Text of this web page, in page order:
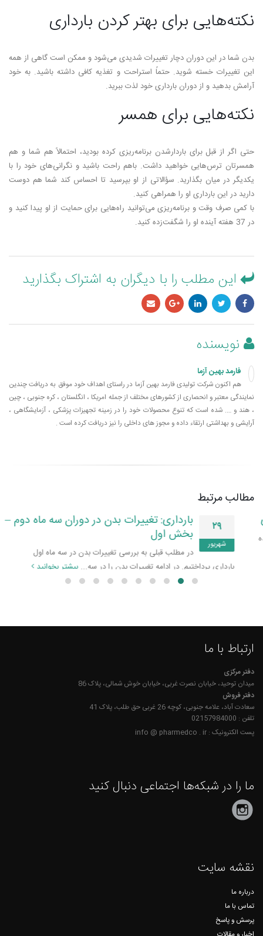
نکته­‌هایی برای بهتر کردن بارداری
بدن شما در این دوران دچار تغییرات شدیدی می‌­شود و ممکن است گاهی از همه
این تغییرات خسته شوید. حتماً استراحت و تغذیه کافی داشته باشید. به خود
آرامش بدهید و از دوران بارداری خود لذت ببرید.
نکته­‌هایی برای همسر
حتی اگر از قبل برای باردارشدن برنامه­‌ریزی کرده بودید، احتمالاً هم شما و هم
همسرتان ترس­‌هایی خواهید داشت. باهم راحت باشید و نگرانی­‌های خود را با
یکدیگر در میان بگذارید. سؤالاتی از او بپرسید تا احساس کند شما هم دوست
دارید در این بارداری او را همراهی کنید.
با کمی صرف وقت و برنامه‌­ریزی می­‌توانید راه‌­هایی برای حمایت از او پیدا کنید و
در 37 هفته آینده او را شگفت‌­زده کنید.
این مطلب را با دیگران به اشتراک بگذارید
نویسنده
فارمد بهین آزما
هم اکنون شرکت تولیدی فارمد بهین آزما در راستای اهداف خود موفق به دریافت چندین
نمایندگی معتبر و انحصاری از کشورهای مختلف از جمله امریکا ، انگلستان ، کره جنوبی ، چین
، هند و …. شده است که تنوع محصولات خود را در زمینه تجهیزات پزشکی ، آزمایشگاهی ،
آرایشی و بهداشتی ارتقاء داده و مجوز های داخلی را نیز دریافت کرده است .
مطالب مرتبط
بارداری: تغییرات بدن در دوران سه ماه دوم –
بخش اول
در مطلب قبلی به بررسی تغییرات بدن در سه ماه اول
بارداری پرداختیم. در ادامه تغییرات بدن را در سه... بیشتر بخوانید
ارتباط با ما
دفتر مرکزی
میدان توحید، خیابان نصرت غربی، خیابان خوش شمالی، پلاک 86
دفتر فروش
سعادت آباد، علامه جنوبی، کوچه 26 غربی حق طلب، پلاک 41
تلفن : 02157984000
ما را در شبکه‌ها اجتماعی دنبال کنید
نقشه سایت
درباره ما
تماس با ما
پرسش و پاسخ